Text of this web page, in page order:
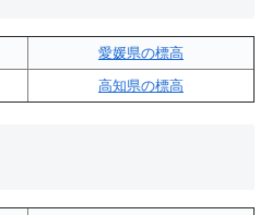
愛媛県の標高
高知県の標高